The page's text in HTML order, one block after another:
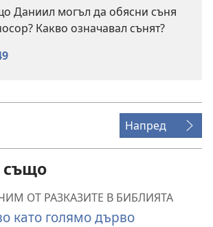
Даниил могъл да обясни съня
Какво означавал сънят?
Напред
също
ОТ РАЗКАЗИТЕ В БИБЛИЯТА
като голямо дърво